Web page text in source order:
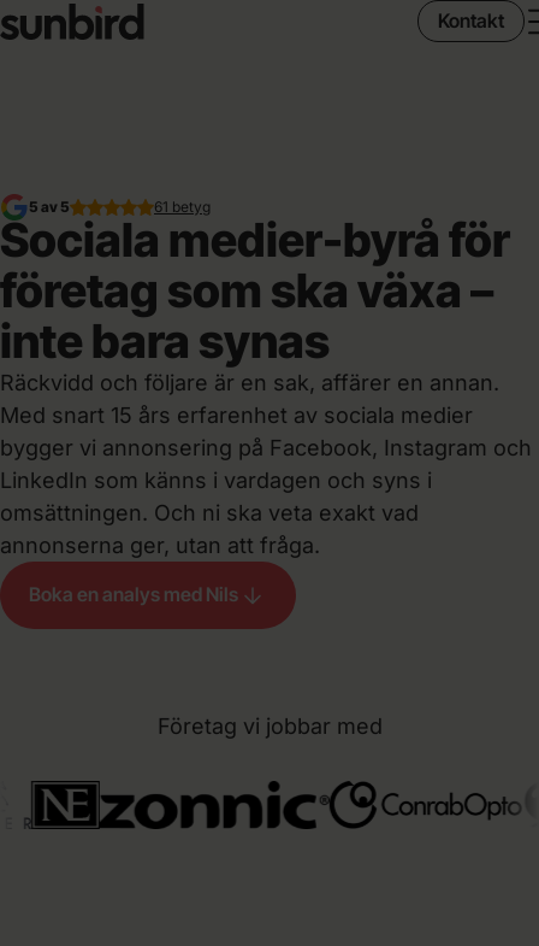
Kontakt
5 av 5 61 betyg
Sociala medier-byrå för
företag som ska växa –
inte bara synas
Räckvidd och följare är en sak, affärer en annan.
Med snart 15 års erfarenhet av sociala medier
bygger vi annonsering på Facebook, Instagram och
LinkedIn som känns i vardagen och syns i
omsättningen. Och ni ska veta exakt vad
annonserna ger, utan att fråga.
Boka en analys med Nils
Företag vi jobbar med